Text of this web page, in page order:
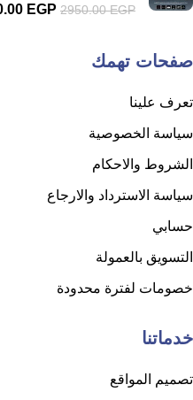
2950.00EGP
EGP
صفحات تهمك
تعرف علينا
سياسة الخصوصية
الشروط والاحكام
سياسة الاسترداد والارجاع
حسابي
التسويق بالعمولة
خصومات لفترة محدودة
خدماتنا
تصميم المواقع